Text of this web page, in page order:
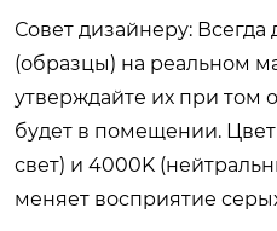
Совет дизайнеру: Всегда
(образцы) на реальном
утверждайте их при том
будет в помещении.
свет) и 4000K
меняет восприятие